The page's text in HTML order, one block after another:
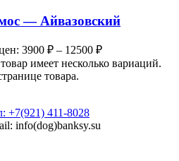
— Айвазовский
3900 ₽ – 12500 ₽
имеет несколько вариаций.
товара.
+7(921) 411-8028
info(dog)banksy.su